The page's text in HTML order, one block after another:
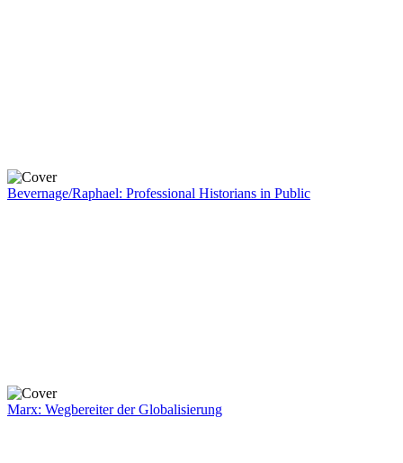
Bevernage/Raphael: Professional Historians in Public
Marx: Wegbereiter der Globalisierung